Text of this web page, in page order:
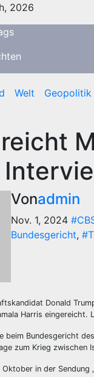
2026
Welt Geopolitik
Vonadmin
Nov. 1, 2024
Bundesgericht,
Donald
Harris
beim Bundesgericht
zum Krieg zwischen
in der